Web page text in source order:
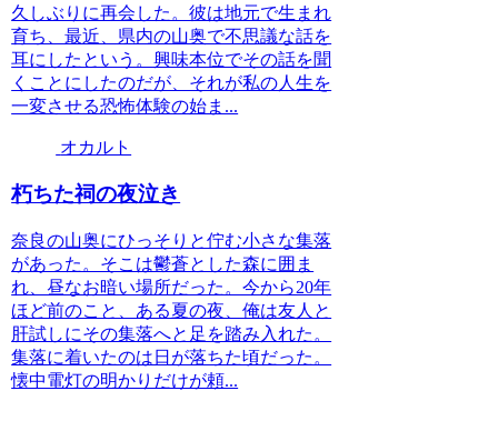
久しぶりに再会した。彼は地元で生まれ
育ち、最近、県内の山奥で不思議な話を
耳にしたという。興味本位でその話を聞
くことにしたのだが、それが私の人生を
一変させる恐怖体験の始ま...
オカルト
朽ちた祠の夜泣き
奈良の山奥にひっそりと佇む小さな集落
があった。そこは鬱蒼とした森に囲ま
れ、昼なお暗い場所だった。今から20年
ほど前のこと、ある夏の夜、俺は友人と
肝試しにその集落へと足を踏み入れた。
集落に着いたのは日が落ちた頃だった。
懐中電灯の明かりだけが頼...